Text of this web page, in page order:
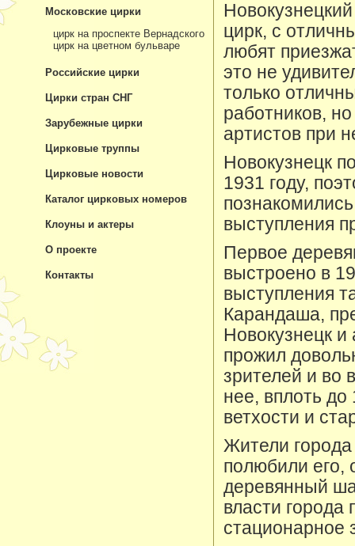
цирк, с
любят
это не
только
работников,
артистов при
Новокузнецк
1931 году,
выступления
Первое
выстроено в
выступления
Карандаша,
Новокузнецк
прожил
зрителей и во
нее, вплоть до
ветхости и
Жители города
полюбили его,
деревянный
власти
стационарное
Московские цирки
цирк на проспекте Вернадского
цирк на цветном бульваре
Российские цирки
Цирки стран СНГ
Зарубежные цирки
Цирковые труппы
Цирковые новости
Каталог цирковых номеров
Клоуны и актеры
О проекте
Контакты